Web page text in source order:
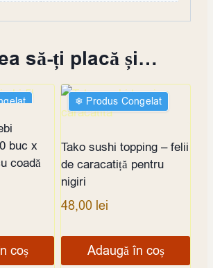
să-ți placă și…
buc x
coadă
coș
❄︎ Produs Congelat
Tako sushi topping – felii
de caracatiță pentru
nigiri
48,00 lei
Adaugă în coș